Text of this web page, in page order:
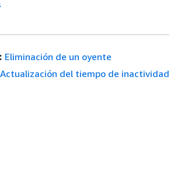
Eliminación de un oyente
Actualización del tiempo de inactividad